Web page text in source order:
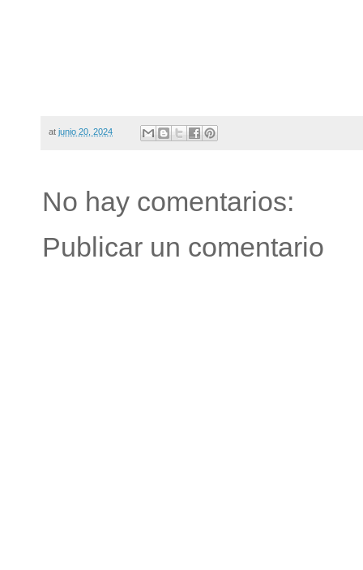
at junio 20, 2024
No hay comentarios:
Publicar un comentario